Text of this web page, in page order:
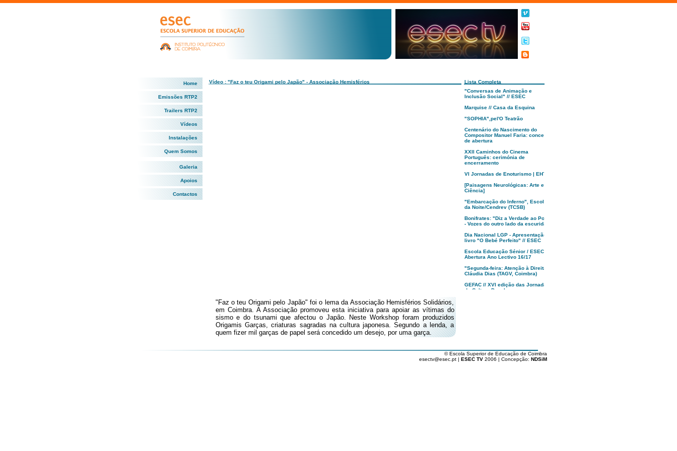
Home
Emissões RTP2
Trailers RTP2
Vídeos
Instalações
Quem Somos
Galeria
Apoios
Contactos
Vídeo : "Faz o teu Origami pelo Japão" - Associação Hemisférios Lista Completa
"Faz o teu Origami pelo Japão" foi o lema da Associação Hemisférios Solidários,
em Coimbra. A Associação promoveu esta iniciativa para apoiar as vítimas do
sismo e do tsunami que afectou o Japão. Neste Workshop foram produzidos
Origamis Garças, criaturas sagradas na cultura japonesa. Segundo a lenda, a
quem fizer mil garças de papel será concedido um desejo, por uma garça.
"Conversas de Animação e
Inclusão Social" // ESEC
Marquise // Casa da Esquina
"SOPHIA",pel'O Teatrão
Centenário do Nascimento do
Compositor Manuel Faria: concerto
de abertura
XXII Caminhos do Cinema
Português: cerimónia de
encerramento
VI Jornadas de Enoturismo | EHTC
[Paisagens Neurológicas: Arte e
Ciência]
"Embarcação do Inferno", Escola
da Noite/Cendrev (TCSB)
Bonifrates: "Diz a Verdade ao Poder
- Vozes do outro lado da escuridão"
Dia Nacional LGP - Apresentação
livro "O Bebé Perfeito" // ESEC
Escola Educação Sénior / ESEC -
Abertura Ano Lectivo 16/17
"Segunda-feira: Atenção à Direita!",
Cláudia Dias (TAGV, Coimbra)
GEFAC // XVI edição das Jornadas
de Cultura Popular
"O Republicário"
© Escola Superior de Educação de Coimbra
esectv@esec.pt | ESEC TV 2006 | Concepção: NDSiM